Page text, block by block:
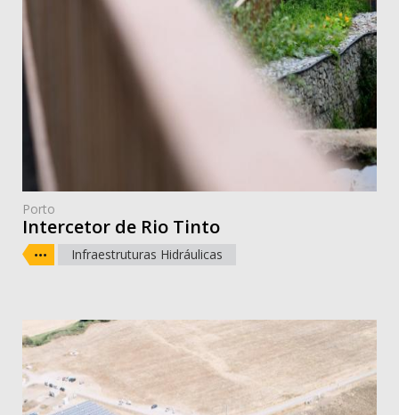
Porto
Intercetor de Rio Tinto
Infraestruturas Hidráulicas